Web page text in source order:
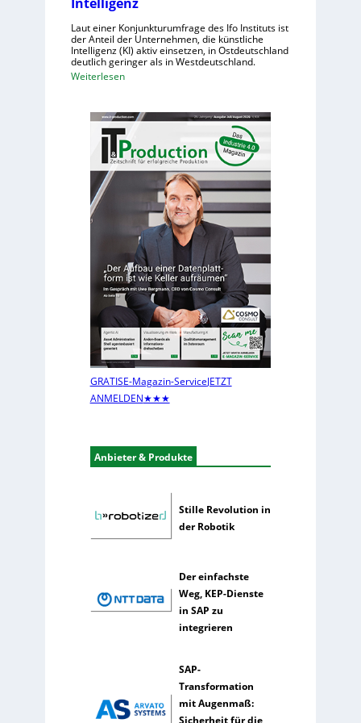
a
c
h
e
n
h
e
K
o
n
o
i
d
e
b
o
t
e
e
r
L
o
g
i
s
t
i
Laut einer Konjunkturumfrage des Ifo Instituts ist
der Anteil der Unternehmen, die künstliche
Intelligenz (KI) aktiv einsetzen, in Ostdeutschland
deutlich geringer als in Westdeutschland.
Weiterlesen:
s
t
d
e
e
U
n
e
r
n
e
h
n
n
z
l
k
ü
GRATISE-Magazin-ServiceJETZT
ANMELDEN★★★
Anbieter & Produkte
Stille Revolution in
der Robotik
Der einfachste
Weg, KEP-Dienste
in SAP zu
integrieren
SAP-
Transformation
mit Augenmaß:
Sicherheit für die